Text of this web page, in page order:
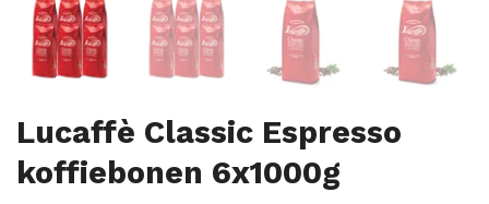
Lucaffè Classic Espresso
koffiebonen 6x1000g